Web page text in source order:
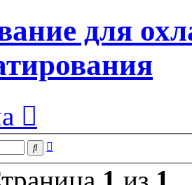
для
Поиск